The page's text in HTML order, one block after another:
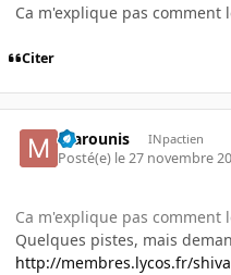
Ca m'explique pas comment
Citer
marounis INpactien
Posté(e) le 27 novembre
Ca m'explique pas comment
Quelques pistes, mais
http://membres.lycos.fr/